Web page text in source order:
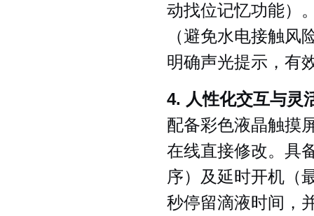
动找位记忆功能）
（避免水电接触
明确声光提示，有
4. 人性化交互与灵
配备彩色液晶触摸
在线直接修改。具
序）及延时开机（
秒停留滴液时间，